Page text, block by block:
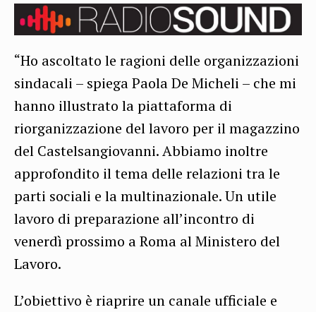
“Ho ascoltato le ragioni delle organizzazioni
sindacali – spiega Paola De Micheli – che mi
hanno illustrato la piattaforma di
riorganizzazione del lavoro per il magazzino
del Castelsangiovanni. Abbiamo inoltre
approfondito il tema delle relazioni tra le
parti sociali e la multinazionale. Un utile
lavoro di preparazione all’incontro di
venerdì prossimo a Roma al Ministero del
Lavoro.
L’obiettivo è riaprire un canale ufficiale e